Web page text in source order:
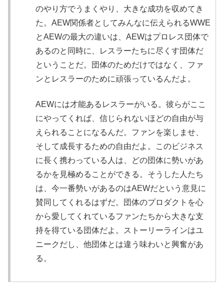
のやり方でうまくやり、大きな成功を収めてき
た。AEW関係者としてみんなに伝えられるWWE
とAEWの最大の違いは、AEWはプロレス団体で
あるのと同時に、レスラーたちに尽くす団体だ
ということだ。団体のためだけではなく、ファ
ンとレスラーのために頑張っているんだよ。
AEWには才能あるレスラーがいる。彼らがここ
にやってくれば、信じられないほどの自由が与
えられることになるんだ。ファンを楽しませ、
そして成長するための自由だよ。このビジネス
に長く携わっている人は、どの団体に勢いがあ
るかを見極めることができる。そうした人たち
は、今一番勢いがあるのはAEWだという意見に
賛同してくれるはずだ。団体のプロダクトを心
から愛してくれているファンたちから大きな支
持を得ている団体だよ。ストーリーラインはユ
ニークだし、他団体とは違う味わいと興奮があ
る。